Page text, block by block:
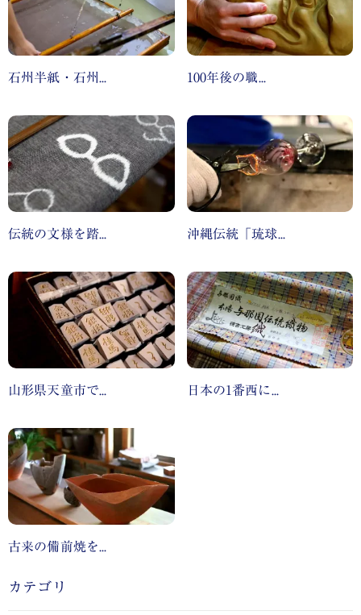
石州半紙・石州... 100年後の職...
伝統の文様を踏... 沖縄伝統「琉球...
山形県天童市で... 日本の1番西に...
古来の備前焼を...
カテゴリ